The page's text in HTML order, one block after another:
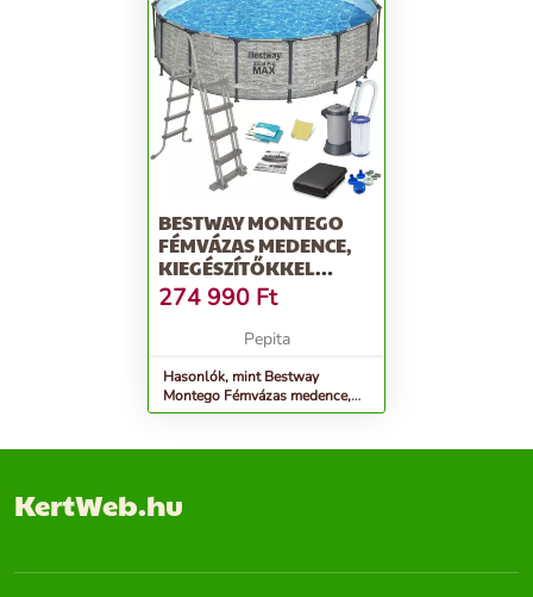
BESTWAY MONTEGO
FÉMVÁZAS MEDENCE,
KIEGÉSZÍTŐKKEL
488X122CM (FFA512)
274 990 Ft
Pepita
Hasonlók, mint Bestway
Montego Fémvázas medence,
kiegészítőkkel 488x122cm
KertWeb.hu